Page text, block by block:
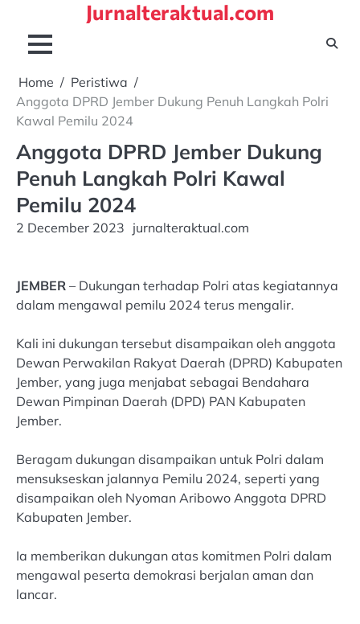
content
Jurnalteraktual.com
Home
Peristiwa
Anggota DPRD Jember Dukung Penuh Langkah Polri
Kawal Pemilu 2024
Anggota DPRD Jember Dukung
Penuh Langkah Polri Kawal
Pemilu 2024
2 December 2023 jurnalteraktual.com
JEMBER – Dukungan terhadap Polri atas kegiatannya
dalam mengawal pemilu 2024 terus mengalir.
Kali ini dukungan tersebut disampaikan oleh anggota
Dewan Perwakilan Rakyat Daerah (DPRD) Kabupaten
Jember, yang juga menjabat sebagai Bendahara
Dewan Pimpinan Daerah (DPD) PAN Kabupaten
Jember.
Beragam dukungan disampaikan untuk Polri dalam
mensukseskan jalannya Pemilu 2024, seperti yang
disampaikan oleh Nyoman Aribowo Anggota DPRD
Kabupaten Jember.
Ia memberikan dukungan atas komitmen Polri dalam
mengawal peserta demokrasi berjalan aman dan
lancar.